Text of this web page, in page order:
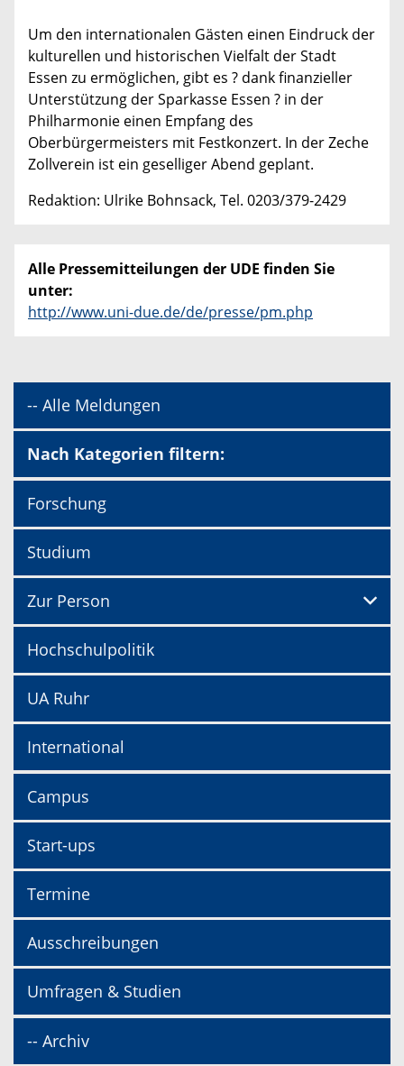
Um den internationalen Gästen einen Eindruck der
kulturellen und historischen Vielfalt der Stadt
Essen zu ermöglichen, gibt es ? dank finanzieller
Unterstützung der Sparkasse Essen ? in der
Philharmonie einen Empfang des
Oberbürgermeisters mit Festkonzert. In der Zeche
Zollverein ist ein geselliger Abend geplant.
Redaktion: Ulrike Bohnsack, Tel. 0203/379-2429
Alle Pressemitteilungen der UDE finden Sie
unter:
http://www.uni-due.de/de/presse/pm.php
-- Alle Meldungen
Nach Kategorien filtern:
Forschung
Studium
Zur Person
Hochschulpolitik
UA Ruhr
International
Campus
Start-ups
Termine
Ausschreibungen
Umfragen & Studien
-- Archiv